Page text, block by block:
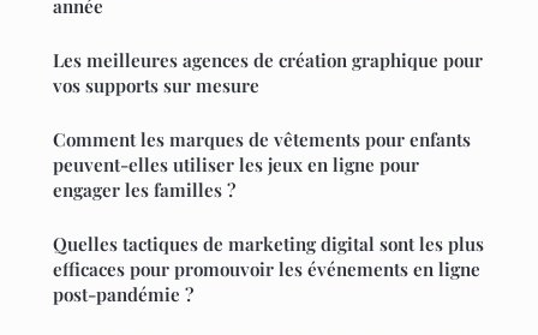
année
Les meilleures agences de création graphique pour
vos supports sur mesure
Comment les marques de vêtements pour enfants
peuvent-elles utiliser les jeux en ligne pour
engager les familles ?
Quelles tactiques de marketing digital sont les plus
efficaces pour promouvoir les événements en ligne
post-pandémie ?